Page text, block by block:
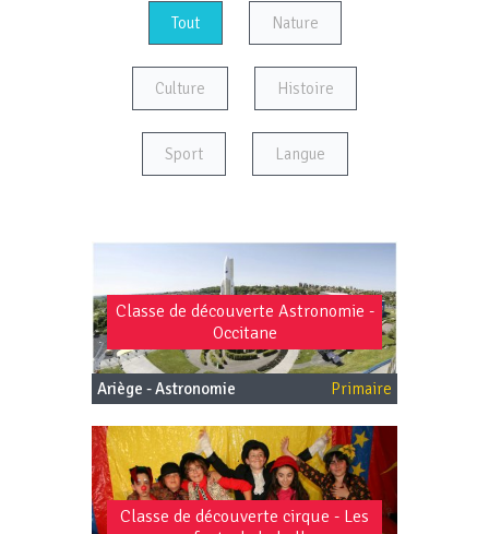
Tout Nature
Culture Histoire
Sport Langue
Classe de découverte Astronomie -
Occitane
Ariège - Astronomie Primaire
Classe de découverte cirque - Les